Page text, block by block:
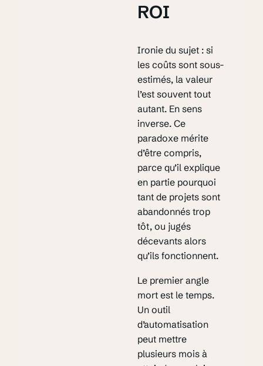
ROI
Ironie du sujet : si
les coûts sont sous-
estimés, la valeur
l’est souvent tout
autant. En sens
inverse. Ce
paradoxe mérite
d’être compris,
parce qu’il explique
en partie pourquoi
tant de projets sont
abandonnés trop
tôt, ou jugés
décevants alors
qu’ils fonctionnent.
Le premier angle
mort est le temps.
Un outil
d’automatisation
peut mettre
plusieurs mois à